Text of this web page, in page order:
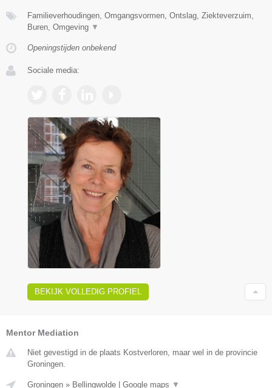
Familieverhoudingen, Omgangsvormen, Ontslag, Ziekteverzuim,
Buren, Omgeving ▼
Openingstijden onbekend
Sociale media:
BEKIJK VOLLEDIG PROFIEL
Mentor Mediation
Niet gevestigd in de plaats Kostverloren, maar wel in de provincie
Groningen.
Groningen » Bellingwolde | Google maps ▼